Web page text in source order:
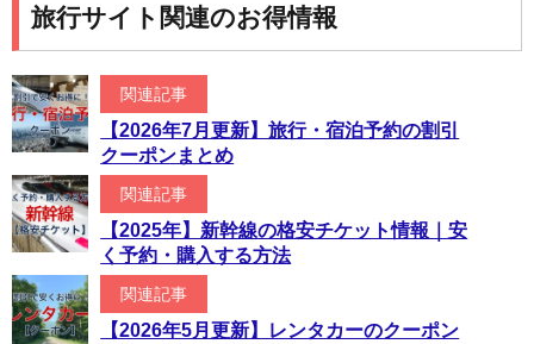
旅行サイト関連のお得情報
関連記事
【2026年7月更新】旅行・宿泊予約の割引
クーポンまとめ
関連記事
【2025年】新幹線の格安チケット情報｜安
く予約・購入する方法
関連記事
【2026年5月更新】レンタカーのクーポン